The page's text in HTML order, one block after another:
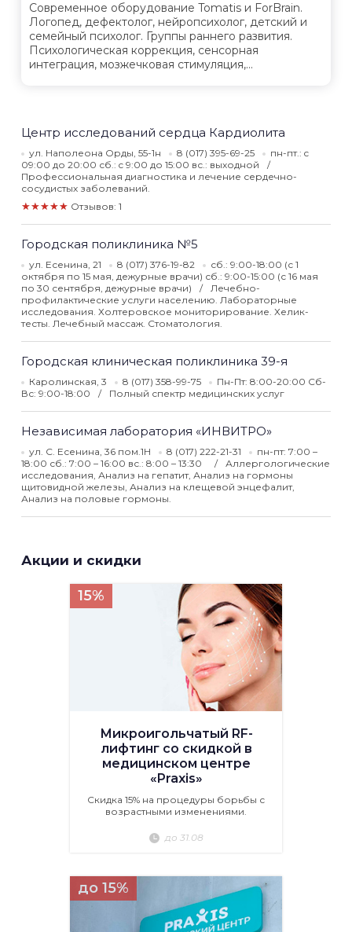
Современное оборудование Tomatis и ForBrain.
Логопед, дефектолог, нейропсихолог, детский и
семейный психолог. Группы раннего развития.
Психологическая коррекция, сенсорная
интеграция, мозжечковая стимуляция,...
Центр исследований сердца Кардиолита
ул. Наполеона Орды, 55-1н 8 (017) 395-69-25
пн-пт.: c
09:00 до 20:00 сб.: c 9:00 до 15:00 вс.: выходной
Профессиональная диагностика и лечение сердечно-
сосудистых заболеваний.
★★★★★ Отзывов: 1
Городская поликлиника №5
ул. Есенина, 21 8 (017) 376-19-82
сб.: 9:00-18:00 (с 1
октября по 15 мая, дежурные врачи) сб.: 9:00-15:00 (с 16 мая
по 30 сентября, дежурные врачи)
Лечебно-
профилактические услуги населению. Лабораторные
исследования. Холтеровское мониторирование. Хелик-
тесты. Лечебный массаж. Стоматология.
Городская клиническая поликлиника 39-я
Каролинская, 3 8 (017) 358-99-75
Пн-Пт: 8:00-20:00 Сб-
Вс: 9:00-18:00
Полный спектр медицинских услуг
Независимая лаборатория «ИНВИТРО»
ул. С. Есенина, 36 пом.1Н 8 (017) 222-21-31
пн-пт: 7:00 –
18:00 сб.: 7:00 – 16:00 вс.: 8:00 – 13:30
Аллергологические
исследования, Анализ на гепатит, Анализ на гормоны
щитовидной железы, Анализ на клещевой энцефалит,
Анализ на половые гормоны.
Акции и скидки
15%
Микроигольчатый RF-
лифтинг со скидкой в
медицинском центре
«Praxis»
Скидка 15% на процедуры борьбы с
возрастными изменениями.
до 31.08
до 15%